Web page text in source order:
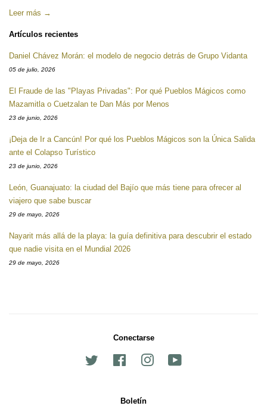
Leer más →
Artículos recientes
Daniel Chávez Morán: el modelo de negocio detrás de Grupo Vidanta
05 de julio, 2026
El Fraude de las "Playas Privadas": Por qué Pueblos Mágicos como
Mazamitla o Cuetzalan te Dan Más por Menos
23 de junio, 2026
¡Deja de Ir a Cancún! Por qué los Pueblos Mágicos son la Única Salida
ante el Colapso Turístico
23 de junio, 2026
León, Guanajuato: la ciudad del Bajío que más tiene para ofrecer al
viajero que sabe buscar
29 de mayo, 2026
Nayarit más allá de la playa: la guía definitiva para descubrir el estado
que nadie visita en el Mundial 2026
29 de mayo, 2026
Conectarse
Facebook Instagram
Boletín